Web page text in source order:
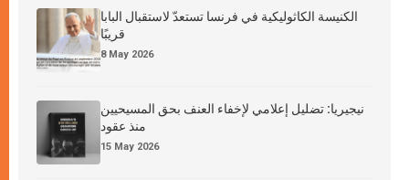
الكنيسة الكاثوليكية في فرنسا تستعدّ لاستقبال البابا
قريبًا
8 May 2026
نيجيريا: تضليل إعلامي لإخفاء العنف بحق المسيحيين
منذ عقود
15 May 2026